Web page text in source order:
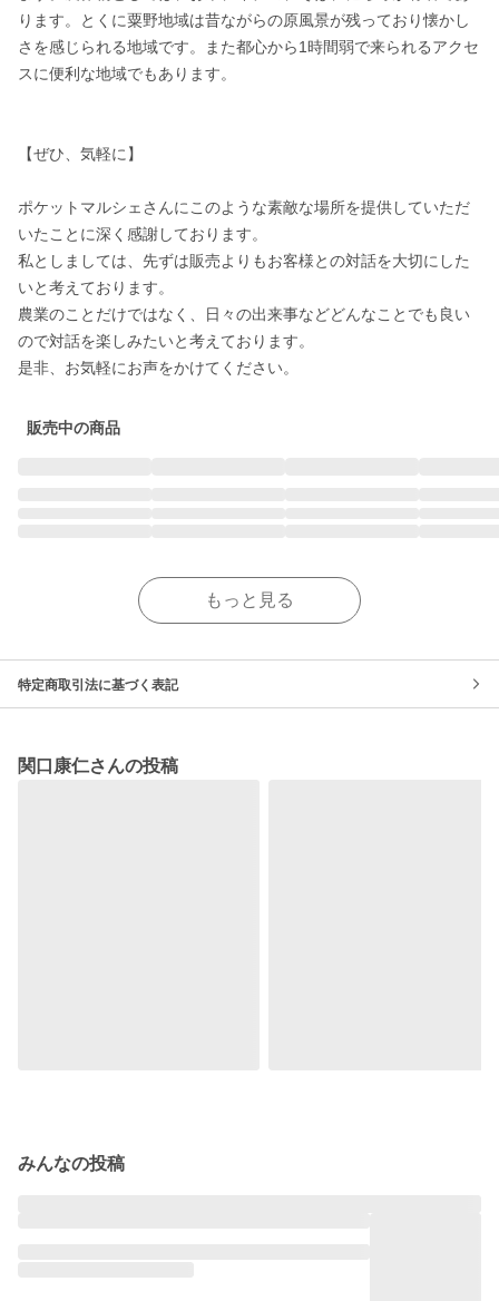
ります。とくに粟野地域は昔ながらの原風景が残っており懐かし
さを感じられる地域です。また都心から1時間弱で来られるアクセ
スに便利な地域でもあります。
【ぜひ、気軽に】
ポケットマルシェさんにこのような素敵な場所を提供していただ
いたことに深く感謝しております。
私としましては、先ずは販売よりもお客様との対話を大切にした
いと考えております。
農業のことだけではなく、日々の出来事などどんなことでも良い
ので対話を楽しみたいと考えております。
是非、お気軽にお声をかけてください。
販売中の商品
もっと見る
特定商取引法に基づく表記
関口康仁さんの投稿
みんなの投稿